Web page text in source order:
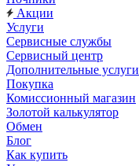
Акции
Услуги
Сервисные службы
Сервисный центр
Дополнительные услуги
Покупка
Комиссионный магазин
Золотой калькулятор
Обмен
Блог
Как купить